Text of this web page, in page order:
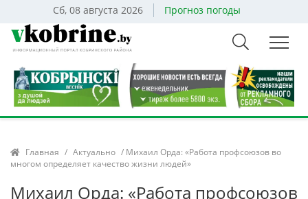
Сб, 08 августа 2026 Прогноз погоды
Главная / Актуально / Михаил Орда: «Работа профсоюзов во
многом определяет качество жизни людей»
Михаил Орда: «Работа профсоюзов